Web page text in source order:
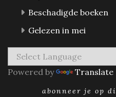
Beschadigde boeken
Gelezen in mei
Powered by Translate
abonneer je op